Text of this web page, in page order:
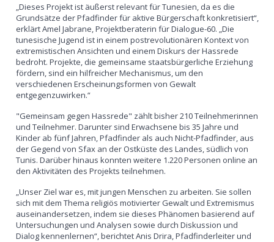
„Dieses Projekt ist äußerst relevant für Tunesien, da es die
Grundsätze der Pfadfinder für aktive Bürgerschaft konkretisiert“,
erklärt Amel Jabrane, Projektberaterin für Dialogue-60. „Die
tunesische Jugend ist in einem postrevolutionären Kontext von
extremistischen Ansichten und einem Diskurs der Hassrede
bedroht. Projekte, die gemeinsame staatsbürgerliche Erziehung
fördern, sind ein hilfreicher Mechanismus, um den
verschiedenen Erscheinungsformen von Gewalt
entgegenzuwirken.“
"Gemeinsam gegen Hassrede" zählt bisher 210 Teilnehmerinnen
und Teilnehmer. Darunter sind Erwachsene bis 35 Jahre und
Kinder ab fünf Jahren, Pfadfinder als auch Nicht-Pfadfinder, aus
der Gegend von Sfax an der Ostküste des Landes, südlich von
Tunis. Darüber hinaus konnten weitere 1.220 Personen online an
den Aktivitäten des Projekts teilnehmen.
„Unser Ziel war es, mit jungen Menschen zu arbeiten. Sie sollen
sich mit dem Thema religiös motivierter Gewalt und Extremismus
auseinandersetzen, indem sie dieses Phänomen basierend auf
Untersuchungen und Analysen sowie durch Diskussion und
Dialog kennenlernen“, berichtet Anis Drira, Pfadfinderleiter und